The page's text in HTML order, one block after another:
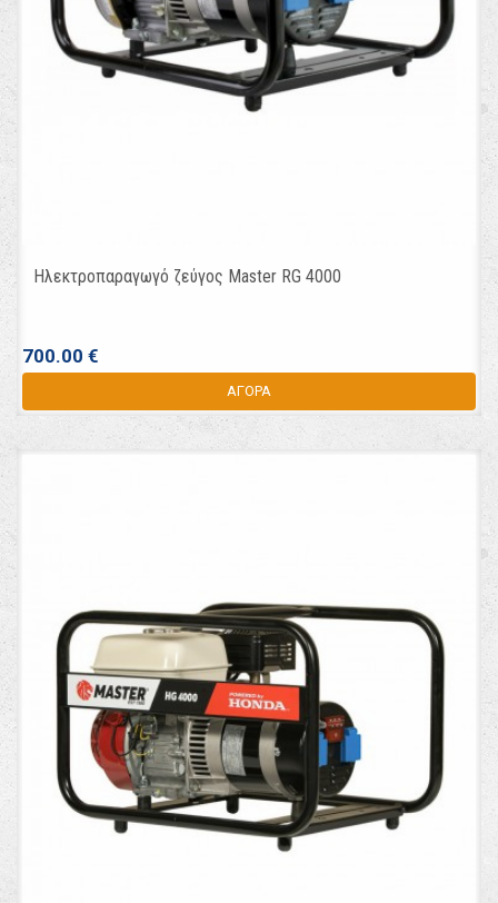
Ηλεκτροπαραγωγό ζεύγος Master RG 4000
700.00 €
ΑΓΟΡΑ